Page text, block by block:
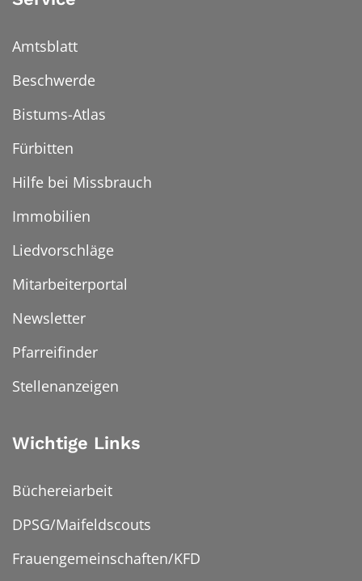
Amtsblatt
Beschwerde
Bistums-Atlas
Fürbitten
Hilfe bei Missbrauch
Immobilien
Liedvorschläge
Mitarbeiterportal
Newsletter
Pfarreifinder
Stellenanzeigen
Wichtige Links
Büchereiarbeit
DPSG/Maifeldscouts
Frauengemeinschaften/KFD